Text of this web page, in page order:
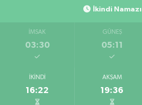
İkindi Namazı
İMSAK
03:30
GÜNEŞ
05:11
İKINDI
16:22
AKŞAM
19:36